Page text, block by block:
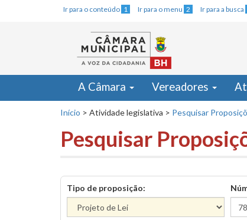
Ir para o conteúdo 1 Ir para o menu 2 Ir para a busca
A Câmara Vereadores
Início > Atividade legislativa > Pesquisar
Pesquisar
Tipo de proposição: